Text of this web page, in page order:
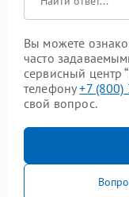
Вы можете
часто
сервисный центр
телефону+7
свой вопрос.